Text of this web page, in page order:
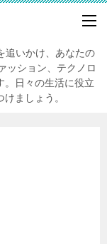
追いかけ、あなたの
ッション、テクノロ
。日々の生活に役立
ましょう。